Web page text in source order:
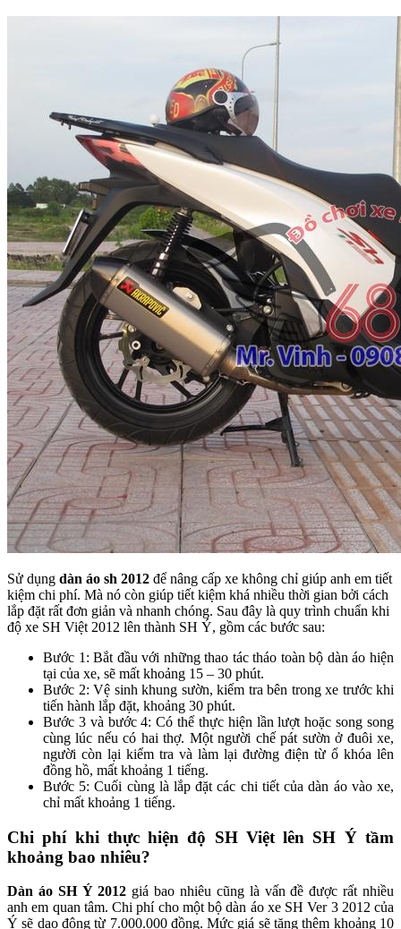
Sử dụng dàn áo sh 2012 để nâng cấp xe không chỉ giúp anh em tiết
kiệm chi phí. Mà nó còn giúp tiết kiệm khá nhiều thời gian bởi cách
lắp đặt rất đơn giản và nhanh chóng. Sau đây là quy trình chuẩn khi
độ xe SH Việt 2012 lên thành SH Ý, gồm các bước sau:
Bước 1: Bắt đầu với những thao tác tháo toàn bộ dàn áo hiện
tại của xe, sẽ mất khoảng 15 – 30 phút.
Bước 2: Vệ sinh khung sườn, kiểm tra bên trong xe trước khi
tiến hành lắp đặt, khoảng 30 phút.
Bước 3 và bước 4: Có thể thực hiện lần lượt hoặc song song
cùng lúc nếu có hai thợ. Một người chế pát sườn ở đuôi xe,
người còn lại kiểm tra và làm lại đường điện từ ổ khóa lên
đồng hồ, mất khoảng 1 tiếng.
Bước 5: Cuối cùng là lắp đặt các chi tiết của dàn áo vào xe,
chỉ mất khoảng 1 tiếng.
Chi phí khi thực hiện độ SH Việt lên SH Ý tầm
khoảng bao nhiêu?
Dàn áo SH Ý 2012 giá bao nhiêu cũng là vấn đề được rất nhiều
anh em quan tâm. Chi phí cho một bộ dàn áo xe SH Ver 3 2012 của
Ý sẽ dao động từ 7.000.000 đồng. Mức giá sẽ tăng thêm khoảng 10